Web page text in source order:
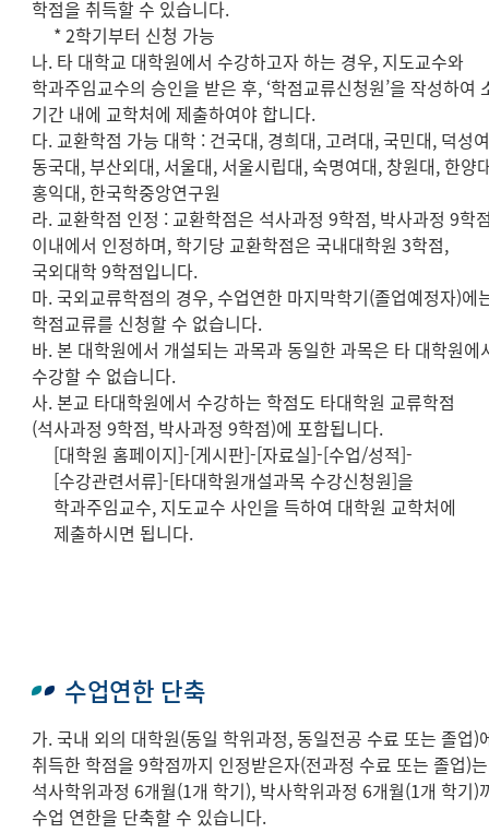
학점을 취득할 수 있습니다.
* 2학기부터 신청 가능
나. 타 대학교 대학원에서 수강하고자 하는 경우, 지도교수와
학과주임교수의 승인을 받은 후, ‘학점교류신청원’을 작성하여
기간 내에 교학처에 제출하여야 합니다.
다. 교환학점 가능 대학 : 건국대, 경희대, 고려대, 국민대, 덕성
동국대, 부산외대, 서울대, 서울시립대, 숙명여대, 창원대, 한양
홍익대, 한국학중앙연구원
라. 교환학점 인정 : 교환학점은 석사과정 9학점, 박사과정 9학
이내에서 인정하며, 학기당 교환학점은 국내대학원 3학점,
국외대학 9학점입니다.
마. 국외교류학점의 경우, 수업연한 마지막학기(졸업예정자)에
학점교류를 신청할 수 없습니다.
바. 본 대학원에서 개설되는 과목과 동일한 과목은 타 대학원에
수강할 수 없습니다.
사. 본교 타대학원에서 수강하는 학점도 타대학원 교류학점
(석사과정 9학점, 박사과정 9학점)에 포함됩니다.
[대학원 홈페이지]-[게시판]-[자료실]-[수업/성적]-
[수강관련서류]-[타대학원개설과목 수강신청원]을
학과주임교수, 지도교수 사인을 득하여 대학원 교학처에
제출하시면 됩니다.
수업연한 단축
가. 국내 외의 대학원(동일 학위과정, 동일전공 수료 또는 졸업)
취득한 학점을 9학점까지 인정받은자(전과정 수료 또는 졸업)는
석사학위과정 6개월(1개 학기), 박사학위과정 6개월(1개 학기)
수업 연한을 단축할 수 있습니다.